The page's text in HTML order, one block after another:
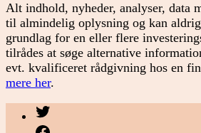
Alt indhold, nyheder, analyser, data
til almindelig oplysning og kan aldrig
grundlag for en eller flere
tilrådes at søge alternative
evt. kvalificeret rådgivning hos en
mere her.